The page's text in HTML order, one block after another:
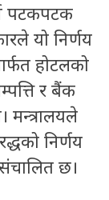
पटकपटक
यो निर्णय
होटलको
र बैंक
मन्त्रालयले
निर्णय
छ।